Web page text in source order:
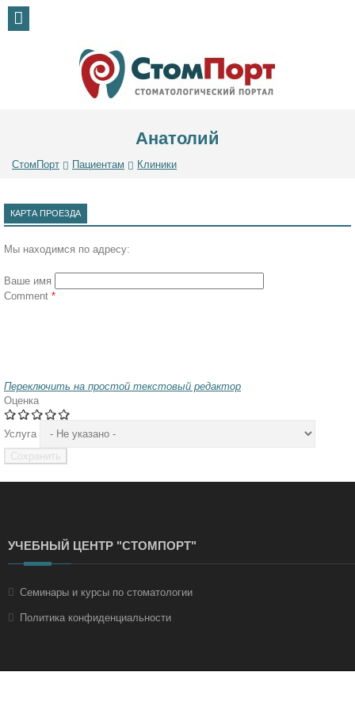
Анатолий
СтомПорт Пациентам Клиники
КАРТА ПРОЕЗДА
Мы находимся по адресу:
Ваше имя
Comment *
Переключить на простой текстовый редактор
Оценка
Услуга
УЧЕБНЫЙ ЦЕНТР "СТОМПОРТ"
Семинары и курсы по стоматологии
Политика конфиденциальности